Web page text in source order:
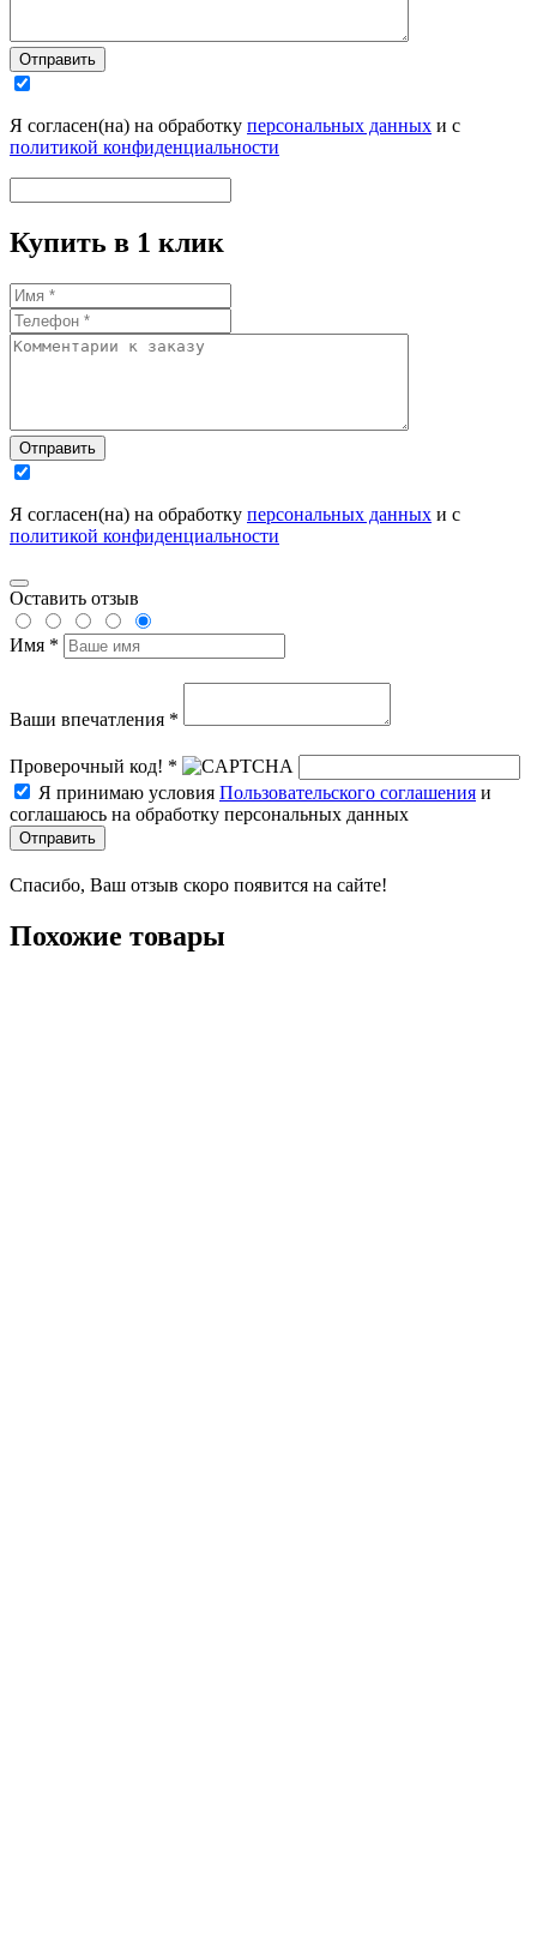
Отправить
Я согласен(на) на обработку персональных данных и с
политикой конфиденциальности
Купить в 1 клик
Отправить
Я согласен(на) на обработку персональных данных и с
политикой конфиденциальности
Оставить отзыв
Имя *
Ваши впечатления *
Проверочный код! *
Я принимаю условия Пользовательского соглашения и
соглашаюсь на обработку персональных данных
Отправить
Спасибо, Ваш отзыв скоро появится на сайте!
Похожие товары